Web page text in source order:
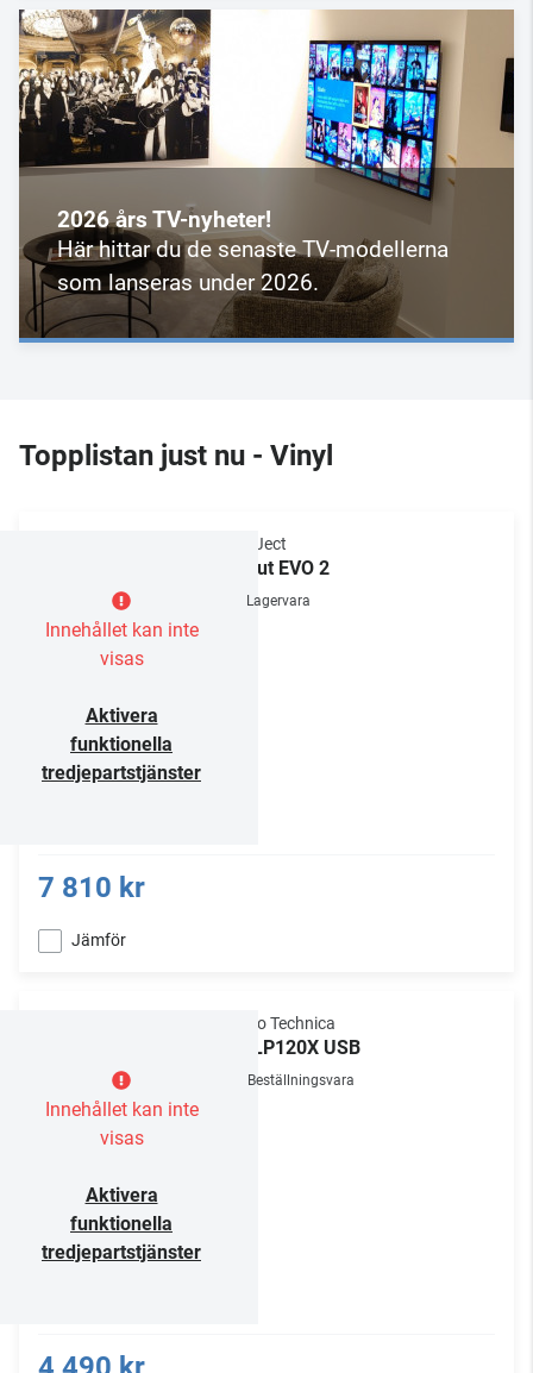
2026 års TV-nyheter!
Här hittar du de senaste TV-modellerna
som lanseras under 2026.
Topplistan just nu - Vinyl
Innehållet kan inte
visas
Aktivera
funktionella
tredjepartstjänster
Pro-Ject
Debut EVO 2
Lagervara
7 810 kr
Jämför
Innehållet kan inte
visas
Aktivera
funktionella
tredjepartstjänster
Audio Technica
AT-LP120X USB
Beställningsvara